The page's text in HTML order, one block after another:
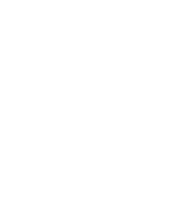
chose à reprocher à votre
a engendré chez vous. Si vous
de quelque chose qui vous
vous reprochez à votre
qui vous insupporte, sachez